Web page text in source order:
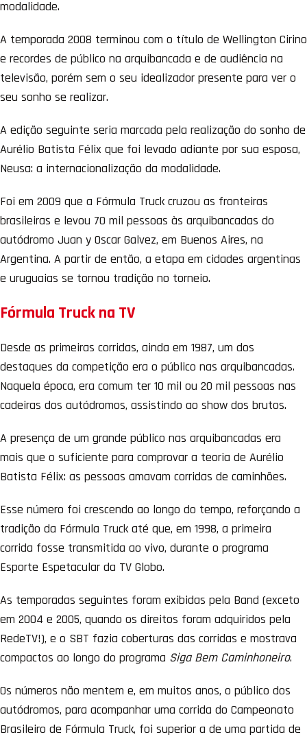
modalidade.
A temporada 2008 terminou com o título de Wellington Cirino
e recordes de público na arquibancada e de audiência na
televisão, porém sem o seu idealizador presente para ver o
seu sonho se realizar.
A edição seguinte seria marcada pela realização do sonho de
Aurélio Batista Félix que foi levado adiante por sua esposa,
Neusa: a internacionalização da modalidade.
Foi em 2009 que a Fórmula Truck cruzou as fronteiras
brasileiras e levou 70 mil pessoas às arquibancadas do
autódromo Juan y Oscar Galvez, em Buenos Aires, na
Argentina. A partir de então, a etapa em cidades argentinas
e uruguaias se tornou tradição no torneio.
Fórmula Truck na TV
Desde as primeiras corridas, ainda em 1987, um dos
destaques da competição era o público nas arquibancadas.
Naquela época, era comum ter 10 mil ou 20 mil pessoas nas
cadeiras dos autódromos, assistindo ao show dos brutos.
A presença de um grande público nas arquibancadas era
mais que o suficiente para comprovar a teoria de Aurélio
Batista Félix: as pessoas amavam corridas de caminhões.
Esse número foi crescendo ao longo do tempo, reforçando a
tradição da Fórmula Truck até que, em 1998, a primeira
corrida fosse transmitida ao vivo, durante o programa
Esporte Espetacular da TV Globo.
As temporadas seguintes foram exibidas pela Band (exceto
em 2004 e 2005, quando os direitos foram adquiridos pela
RedeTV!), e o SBT fazia coberturas das corridas e mostrava
compactos ao longo do programa Siga Bem Caminhoneiro.
Os números não mentem e, em muitos anos, o público dos
autódromos, para acompanhar uma corrida do Campeonato
Brasileiro de Fórmula Truck, foi superior a de uma partida de